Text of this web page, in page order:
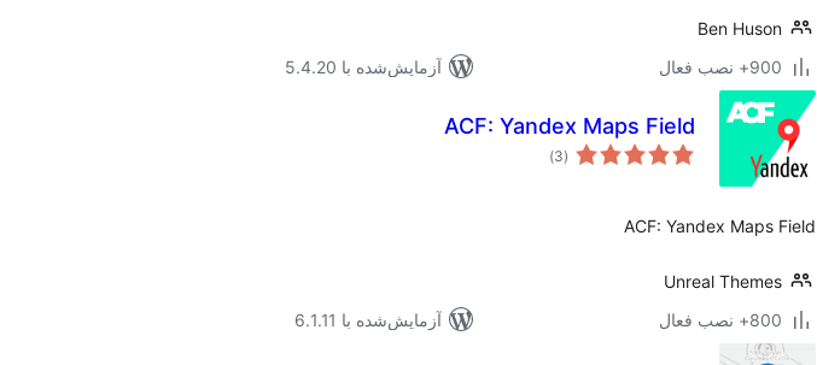
Ben Huson
900+ نصب فعال
آزمایش‌شده با 5.4.20
ACF: Yandex Maps Field
(3 مجموع
امتیازها)
ACF: Yandex Maps Field
Unreal Themes
800+ نصب فعال
آزمایش‌شده با 6.1.11